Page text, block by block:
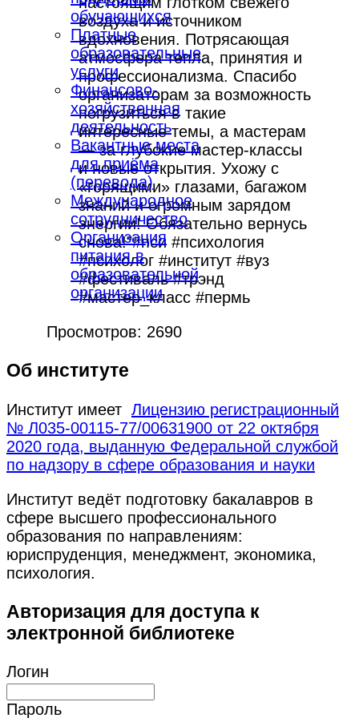
обучающихся
Платные
образовательные
услуги
Финансово-
хозяйственная
деятельность
Вакантные места
для приёма
(перевода)
Международное
сотрудничество
Организация
питания в
образовательной
организации
воздуха и источником
вдохновения. Потрясающая
атмосфера тепла, принятия и
профессионализма. Спасибо
организаторам за возможность
погрузиться в такие
интересные темы, а мастерам
— за глубокие мастер-классы
и новые открытия. Ухожу с
«горящими» глазами, багажом
знаний и огромным зарядом
энергии! Обязательно вернусь
снова!"#пси #психология
#психолог #институт #вуз
#фестиваль #трэнд
#мастер_класс #пермь
Просмотров: 2690
Об институте
Институт имеет Лицензию регистрационный
№ Л035-00115-77/00631900 от 22 октября
2020 года, выданную Федеральной службой
по надзору в сфере образования и науки
Институт ведёт подготовку бакалавров в
сфере высшего профессионального
образования по направлениям:
юриспруденция, менеджмент, экономика,
психология.
Авторизация для доступа к
электронной библиотеке
Логин
Пароль